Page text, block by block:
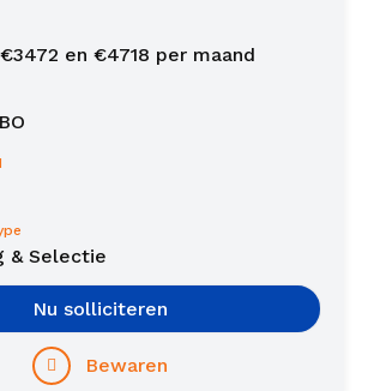
en €4718 per maand
& Selectie
Nu solliciteren
Bewaren